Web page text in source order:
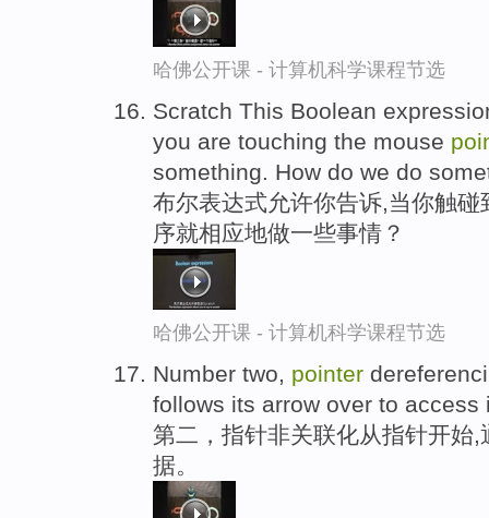
哈佛公开课 - 计算机科学课程节选
Scratch This Boolean
you are touching the mouse
something. How do we do
布尔表达式允许你告诉,当你触
序就相应地做一些事情？
哈佛公开课 - 计算机科学课程节选
Number two, pointer
follows its arrow over to access
第二，指针非关联化从指针开始
据。